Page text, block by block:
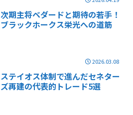
次期主将ベダードと期待の若手！
ブラックホークス栄光への道筋
2026.03.08
ステイオス体制で進んだセネター
ズ再建の代表的トレード5選